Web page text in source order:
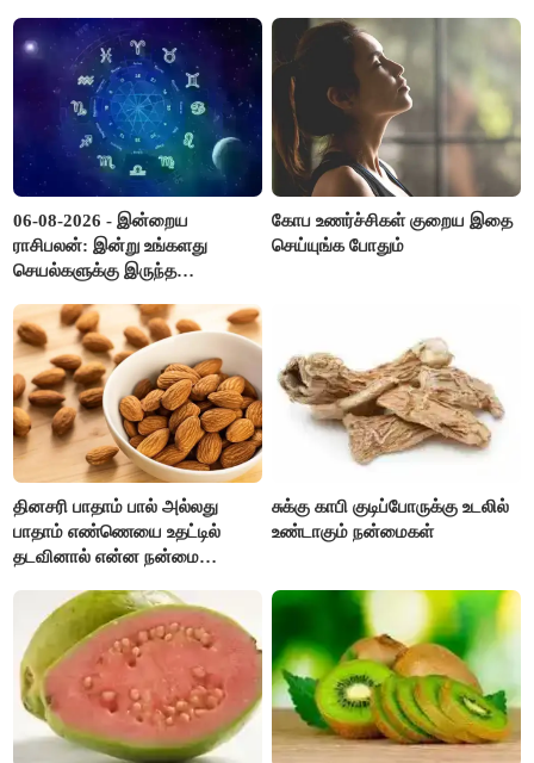
தமிழ்நாடு அரசு அதிரடி..!
06-08-2026 - இன்றைய
ராசிபலன்: இன்று உங்களது
செயல்களுக்கு இருந்த
எதிர்பார்த்த உதவிகள் கிடைக்கும்.
பணவரத்து கூடும்..!
கோப உணர்ச்சிகள் குறைய இதை
செய்யுங்க போதும்
தினசரி பாதாம் பால் அல்லது
பாதாம் எண்ணெயை உதட்டில்
தடவினால் என்ன நன்மை
சுக்கு காபி குடிப்போருக்கு உடலில்
உண்டாகும் நன்மைகள்